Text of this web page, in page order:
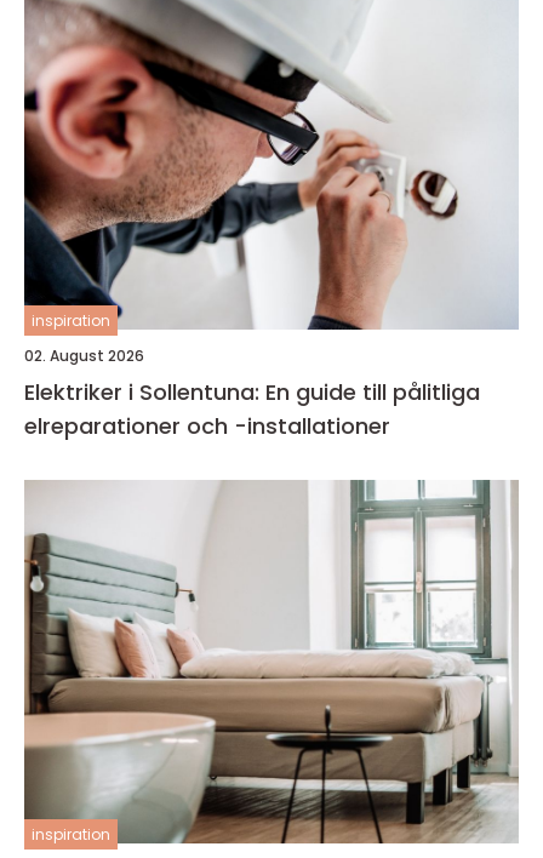
inspiration
02. August 2026
Elektriker i Sollentuna: En guide till pålitliga
elreparationer och -installationer
inspiration